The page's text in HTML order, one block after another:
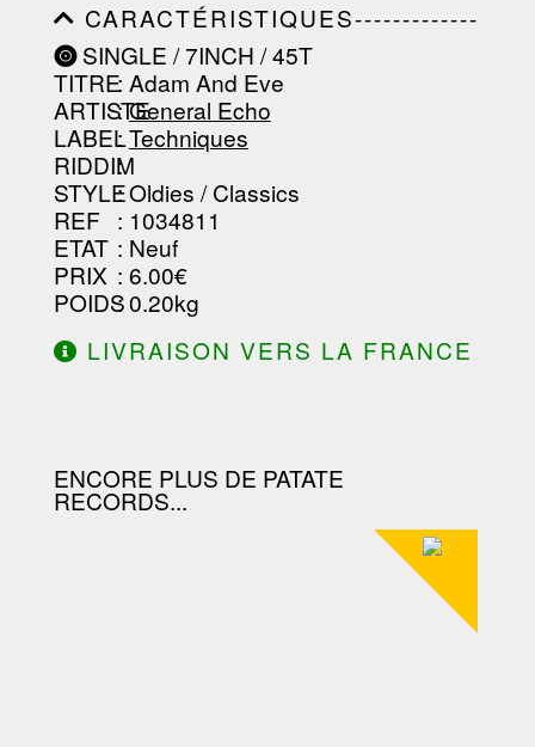
-------------------
CARACTÉRISTIQUES-------------
-----------------------------------------
-----------------------------------------
-----------------------------------------
-----------------------------------------
--------------------------------
SINGLE / 7INCH / 45T
TITRE: Adam And Eve
ARTISTE
:General Echo
LABEL
:Techniques
RIDDIM
:
STYLE: Oldies / Classics
REF : 1034811
ETAT : Neuf
PRIX : 6.00€
POIDS: 0.20kg
LIVRAISON VERS LA FRANCE
ENCORE PLUS DE PATATE
RECORDS...